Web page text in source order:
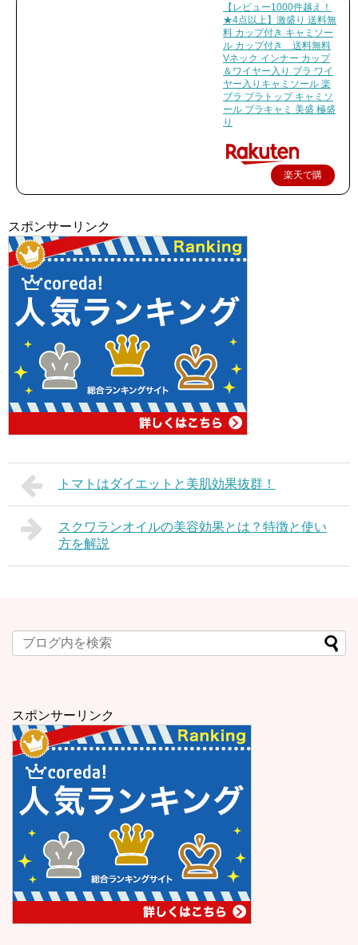
【レビュー1000件越え！
★4点以上】激盛り 送料無
料 カップ付き キャミソー
ル カップ付き 送料無料
Vネック インナー カップ
＆ワイヤー入り ブラ ワイ
ヤー入りキャミソール 楽
ブラ ブラトップ キャミソ
ール ブラキャミ 美盛 極盛
り
楽天で購
入
スポンサーリンク
トマトはダイエットと美肌効果抜群！
スクワランオイルの美容効果とは？特徴と使い
方を解説
スポンサーリンク